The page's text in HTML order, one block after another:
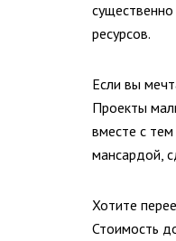
ресурсов.
Если вы
Проекты
вместе с
мансардой,
Хотите
Стоимость